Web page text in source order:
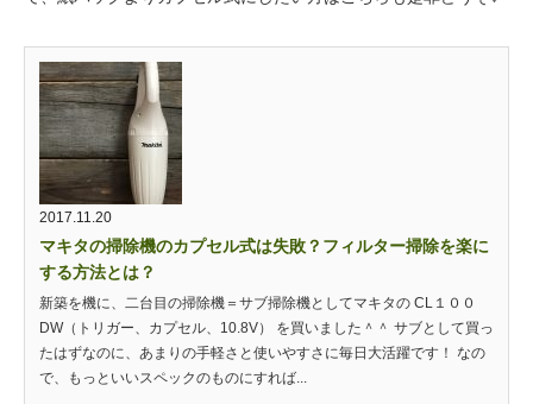
2017.11.20
マキタの掃除機のカプセル式は失敗？フィルター掃除を楽に
する方法とは？
新築を機に、二台目の掃除機＝サブ掃除機としてマキタの CL１００
DW（トリガー、カプセル、10.8V） を買いました＾＾ サブとして買っ
たはずなのに、あまりの手軽さと使いやすさに毎日大活躍です！ なの
で、もっといいスペックのものにすれば...